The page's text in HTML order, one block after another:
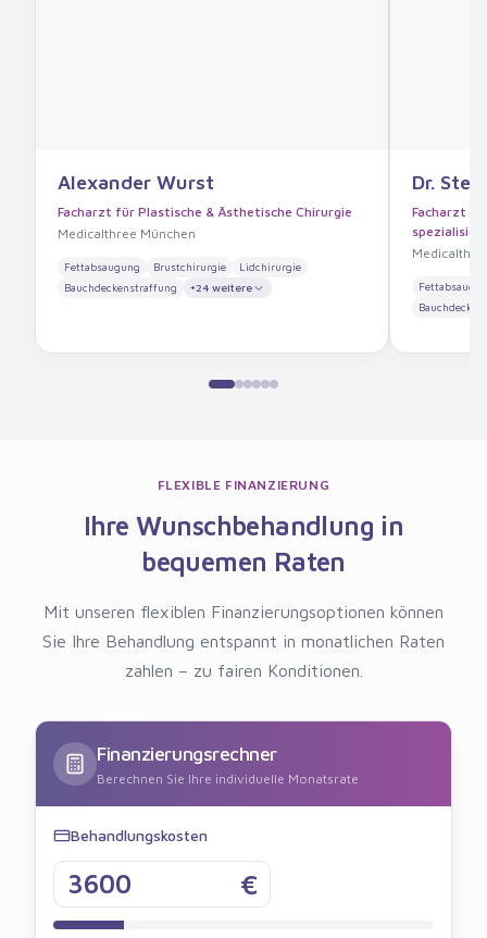
Alexander Wurst
Facharzt für Plastische & Ästhetische Chirurgie
Medicalthree München
Fettabsaugung Brustchirurgie
Lidchirurgie
Bauchdeckenstraffung
+24 weitere
Dr.
Facharzt
FLEXIBLE FINANZIERUNG
Ihre Wunschbehandlung in
bequemen Raten
Mit unseren flexiblen Finanzierungsoptionen können
Sie Ihre Behandlung entspannt in monatlichen Raten
zahlen – zu fairen Konditionen.
Finanzierungsrechner
Berechnen Sie Ihre individuelle Monatsrate
Behandlungskosten
€